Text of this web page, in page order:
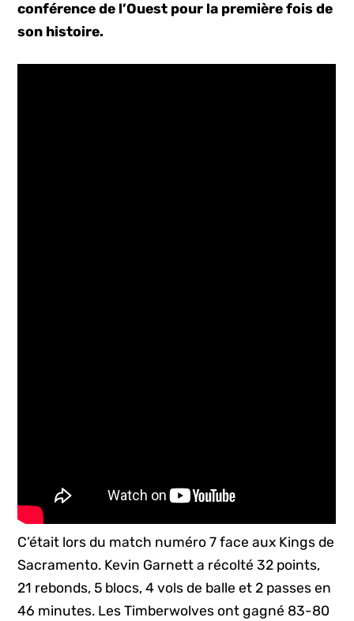
conférence de l’Ouest pour la première fois de
son histoire.
C’était lors du match numéro 7 face aux Kings de
Sacramento. Kevin Garnett a récolté 32 points,
21 rebonds, 5 blocs, 4 vols de balle et 2 passes en
46 minutes. Les Timberwolves ont gagné 83-80